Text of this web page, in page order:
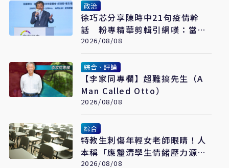
政治
​徐巧芯分享陳時中21句疫情幹
話 粉專精華剪輯引網嘆：當時
真的是囂張
2026/08/08
綜合、評論
【李家同專欄】超難搞先生（A
Man Called Otto）
2026/08/08
綜合
特教生刺傷年輕女老師眼睛！人
本稱「應釐清學生情緒壓力源」
遭網罵爆
2026/08/08